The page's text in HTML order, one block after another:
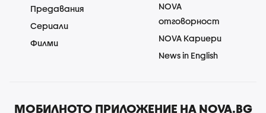
Предавания
Сериали
Филми
NOVA
отговорност
NOVA Кариери
News in English
МОБИЛНОТО ПРИЛОЖЕНИЕ НА NOVA.BG